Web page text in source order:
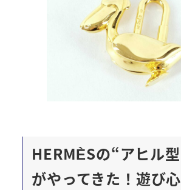
HERMÈSの“アヒル
がやってきた！遊び